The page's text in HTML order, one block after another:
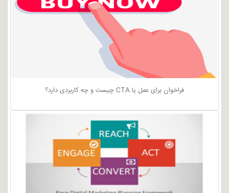
فراخوان برای عمل یا CTA چیست و چه کاربردی دارد؟